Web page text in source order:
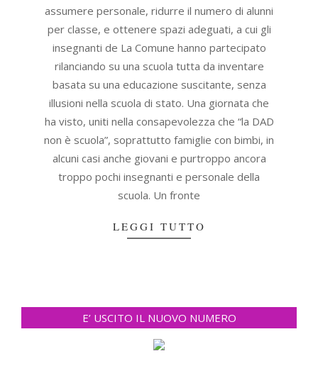
assumere personale, ridurre il numero di alunni
per classe, e ottenere spazi adeguati, a cui gli
insegnanti de La Comune hanno partecipato
rilanciando su una scuola tutta da inventare
basata su una educazione suscitante, senza
illusioni nella scuola di stato. Una giornata che
ha visto, uniti nella consapevolezza che “la DAD
non è scuola”, soprattutto famiglie con bimbi, in
alcuni casi anche giovani e purtroppo ancora
troppo pochi insegnanti e personale della
scuola. Un fronte
LEGGI TUTTO
E’ USCITO IL NUOVO NUMERO